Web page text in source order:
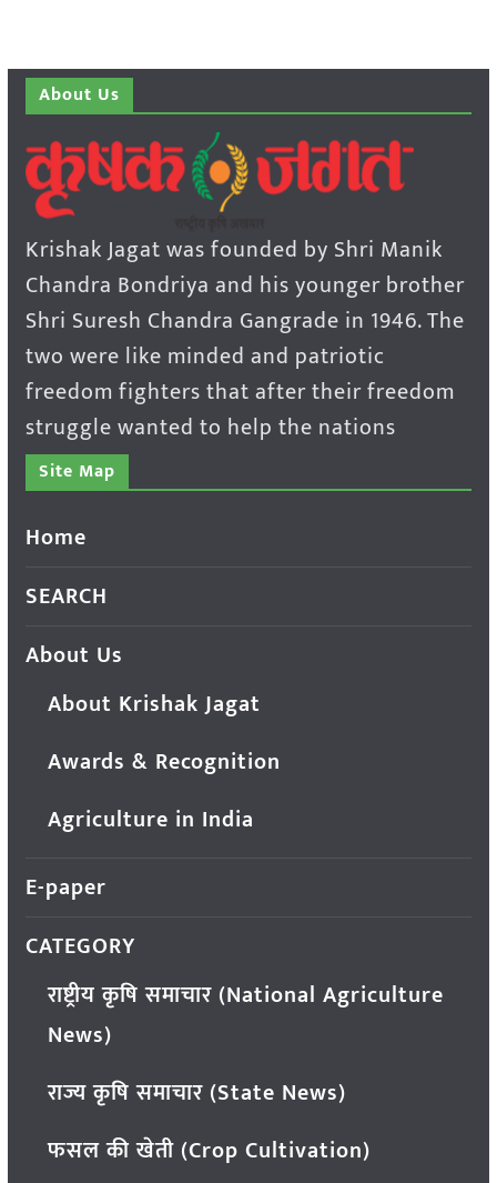
About Us
Krishak Jagat was founded by Shri Manik
Chandra Bondriya and his younger brother
Shri Suresh Chandra Gangrade in 1946. The
two were like minded and patriotic
freedom fighters that after their freedom
struggle wanted to help the nations
Site Map
Home
SEARCH
About Us
About Krishak Jagat
Awards & Recognition
Agriculture in India
E-paper
CATEGORY
राष्ट्रीय कृषि समाचार (National Agriculture
News)
राज्य कृषि समाचार (State News)
फसल की खेती (Crop Cultivation)